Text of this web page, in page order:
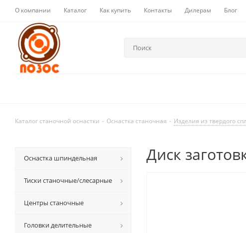
О компании Каталог Как купить Контакты Дилерам Блог
Каталог станочной оснастки - Оснастка станочная - Изделия из твердого
Диск
Оснастка шпиндельная
Тиски станочные/слесарные
Центры станочные
Головки делительные